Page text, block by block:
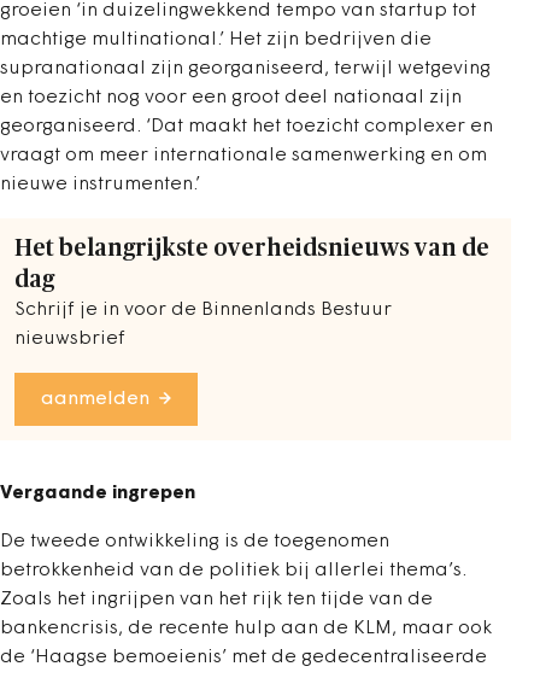
groeien ‘in duizelingwekkend tempo van startup tot
machtige multinational.’ Het zijn bedrijven die
supranationaal zijn georganiseerd, terwijl wetgeving
en toezicht nog voor een groot deel nationaal zijn
georganiseerd. ‘Dat maakt het toezicht complexer en
vraagt om meer internationale samenwerking en om
nieuwe instrumenten.’
Het belangrijkste overheidsnieuws van de
dag
Schrijf je in voor de Binnenlands Bestuur
nieuwsbrief
aanmelden
Vergaande ingrepen
De tweede ontwikkeling is de toegenomen
betrokkenheid van de politiek bij allerlei thema’s.
Zoals het ingrijpen van het rijk ten tijde van de
bankencrisis, de recente hulp aan de KLM, maar ook
de ‘Haagse bemoeienis’ met de gedecentraliseerde